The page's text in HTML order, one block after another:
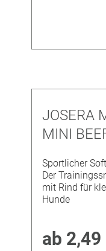
JOSERA
MINI
Sportlicher
Der
mit Rind für
Hunde
ab 2,49